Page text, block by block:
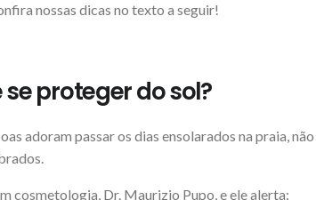
nossas dicas no texto a seguir!
proteger do sol?
adoram passar os dias ensolarados na praia, não
cosmetologia, Dr. Maurizio Pupo, e ele alerta: